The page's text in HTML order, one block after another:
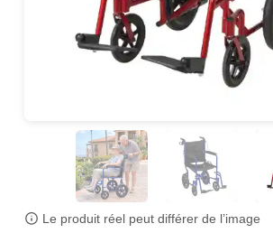
Le produit réel peut différer de l’image